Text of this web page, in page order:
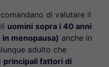
di valutare il
uomini sopra i 40 anni
menopausa) anche in
adulto che
principali fattori di